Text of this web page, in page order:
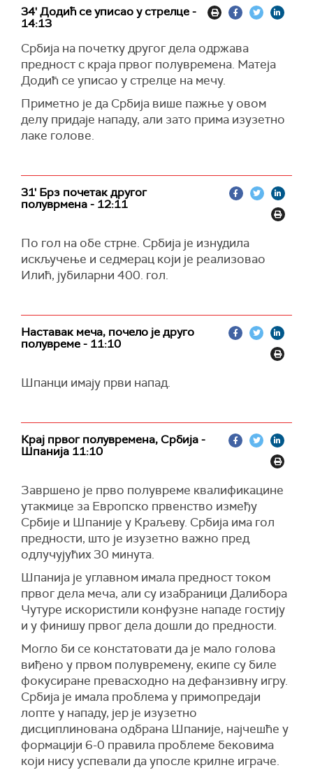
34' Додић се уписао у стрелце -
14:13
Србија на почетку другог дела одржава
предност с краја првог полувремена. Матеја
Додић се уписао у стрелце на мечу.
Приметно је да Србија више пажње у овом
делу придаје нападу, али зато прима изузетно
лаке голове.
31' Брз почетак другог
полуврмена - 12:11
По гол на обе стрне. Србија је изнудила
искључење и седмерац који је реализовао
Илић, јубиларни 400. гол.
Наставак меча, почело је друго
полувреме - 11:10
Шпанци имају први напад.
Крај првог полувремена, Србија -
Шпанија 11:10
Завршено је прво полувреме квалификацине
утакмице за Европско првенство између
Србије и Шпаније у Краљеву. Србија има гол
предности, што је изузетно важно пред
одлучујућих 30 минута.
Шпанија је углавном имала предност током
првог дела меча, али су изабраници Далибора
Чутуре искористили конфузне нападе гостију
и у финишу првог дела дошли до предности.
Могло би се констатовати да је мало голова
виђено у првом полувремену, екипе су биле
фокусиране превасходно на дефанзивну игру.
Србија је имала проблема у примопредаји
лопте у нападу, јер је изузетно
дисциплинована одбрана Шпаније, најчешће у
формацији 6-0 правила проблеме бековима
који нису успевали да упосле крилне играче.